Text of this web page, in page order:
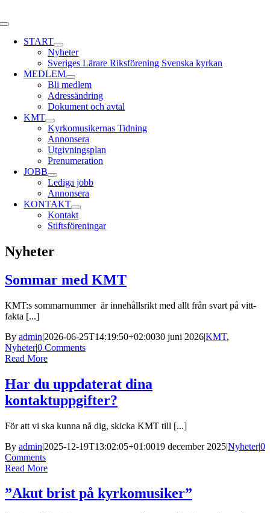
to
Toggle
NavigationSTART
Nyheter
Sveriges Lärare Riksförening Svenska kyrkan
MEDLEM
Bli medlem
Adressändring
Dokument och avtal
KMT
Kyrkomusikernas Tidning
Annonsera
Utgivningsplan
Prenumeration
JOBB
Lediga jobb
Annonsera
KONTAKT
Kontakt
Stiftsföreningar
Nyheter
Sommar med KMT
KMT:s sommarnummer är innehållsrikt med allt från svart på vitt-
fakta [...]
By admin|2026-06-25T14:19:50+02:0030 juni 2026|KMT,
Nyheter|0 Comments
Read More
Har du uppdaterat dina
kontaktuppgifter?
För att vi ska kunna nå dig, skicka KMT till [...]
By admin|2025-12-19T13:02:05+01:0019 december 2025|Nyheter|0
Comments
Read More
”Akut brist på kyrkomusiker”